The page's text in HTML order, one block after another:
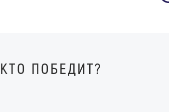
КТО ПОБЕДИТ?